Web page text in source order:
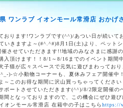
イオンタウン宇多津店＆ゆめタウン三
ワンラブグループ
ワンラブ イオンモール常滑店 おかげ
おります!ワンラブです(^^)/あつい日が続いて
いきますよ～(#^.^#)8月1日(土)より、ペット
させていただきます!!地域のみなさまに感謝
入頂けます！！8/1～8/16までのイベント期間
子猫が広々スペースで元気に遊びまわってお
)-☆小動物コーナーも、夏休みフェア開催中
～このお得な期間に沢山買っちゃってくださ
ポートさせていただきます(^^)/8/2限定開催の
間となっておりますので、この機会にぜひ遊
オンモール常滑店 在籍中の子はこちらhttps://